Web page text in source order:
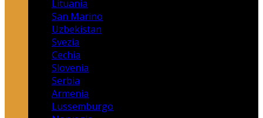
Lituania
San Marino
Uzbekistan
Svezia
Cechia
Slovenia
Serbia
Armenia
Lussemburgo